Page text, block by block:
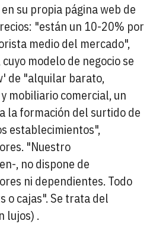
su propia página web de
"están un 10-20% por
medio del mercado",
modelo de negocio se
de "alquilar barato,
mobiliario comercial, un
la formación del surtido de
establecimientos",
"Nuestro
, no dispone de
ni dependientes. Todo
o cajas". Se trata del
lujos) .